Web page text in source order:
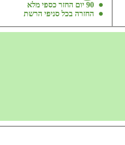
90 יום החזר כספי מלא
החזרה בכל סניפי הרשת